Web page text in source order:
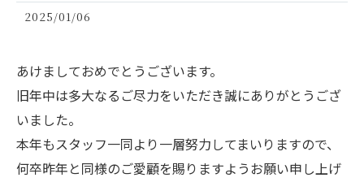
2025/01/06
あけましておめでとうございます。
旧年中は多大なるご尽力をいただき誠にありがとうござ
いました。
本年もスタッフ一同より一層努力してまいりますので、
何卒昨年と同様のご愛顧を賜りますようお願い申し上げ